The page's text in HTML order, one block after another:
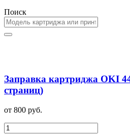
Поиск
Заправка картриджа OKI
страниц)
от 800 руб.